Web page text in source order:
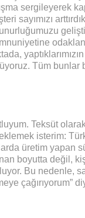
sergileyerek
sayımızı
Tüm bunlar
Teksüt
isterim:
üretim yapan
boyutta değil,
Bu nedenle,
çağırıyorum”